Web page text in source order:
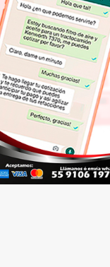
EN WHATS
De Aire Radialseal